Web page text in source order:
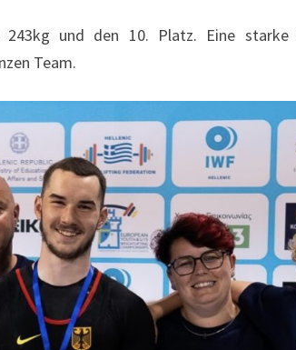
und den 10. Platz. Eine starke
Team.